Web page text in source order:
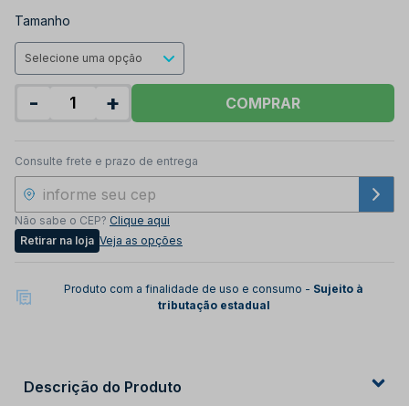
Tamanho
- + COMPRAR
Consulte frete e prazo de entrega
Não sabe o CEP? Clique aqui
Retirar na loja Veja as opções
Produto com a finalidade de uso e consumo - Sujeito à
tributação estadual
Descrição do Produto